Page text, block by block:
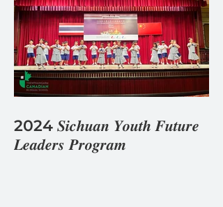
2024 𝑺𝒊𝒄𝒉𝒖𝒂𝒏 𝒀𝒐𝒖𝒕𝒉 𝑭𝒖𝒕𝒖𝒓𝒆
𝑳𝒆𝒂𝒅𝒆𝒓𝒔 𝑷𝒓𝒐𝒈𝒓𝒂𝒎